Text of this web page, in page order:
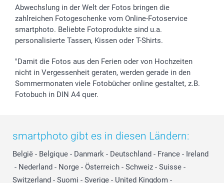
Widerrufsrecht
Zu allen Anlässen
Status der Bestellung
smartfriends
smartgarantie
smartbonus
Abwechslung in der Welt der Fotos bringen die
zahlreichen Fotogeschenke vom Online-Fotoservice
smartphoto. Beliebte Fotoprodukte sind u.a.
personalisierte Tassen, Kissen oder T-Shirts.
"Damit die Fotos aus den Ferien oder von Hochzeiten
nicht in Vergessenheit geraten, werden gerade in den
Sommermonaten viele Fotobücher online gestaltet, z.B.
Fotobuch in DIN A4 quer.
smartphoto gibt es in diesen Ländern:
België - Belgique - Danmark - Deutschland - France - Ireland
- Nederland - Norge - Österreich - Schweiz - Suisse -
Switzerland - Suomi - Sverige - United Kingdom -